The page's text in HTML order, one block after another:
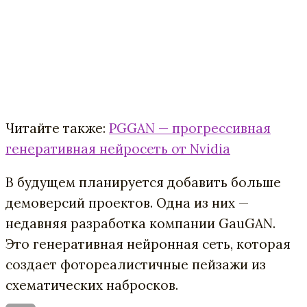
Читайте также: PGGAN — прогрессивная
генеративная нейросеть от Nvidia
В будущем планируется добавить больше
демоверсий проектов. Одна из них —
недавняя разработка компании GauGAN.
Это генеративная нейронная сеть, которая
создает фотореалистичные пейзажи из
схематических набросков.